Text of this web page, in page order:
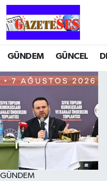
GÜNDEM GÜNCEL
GÜNDEM